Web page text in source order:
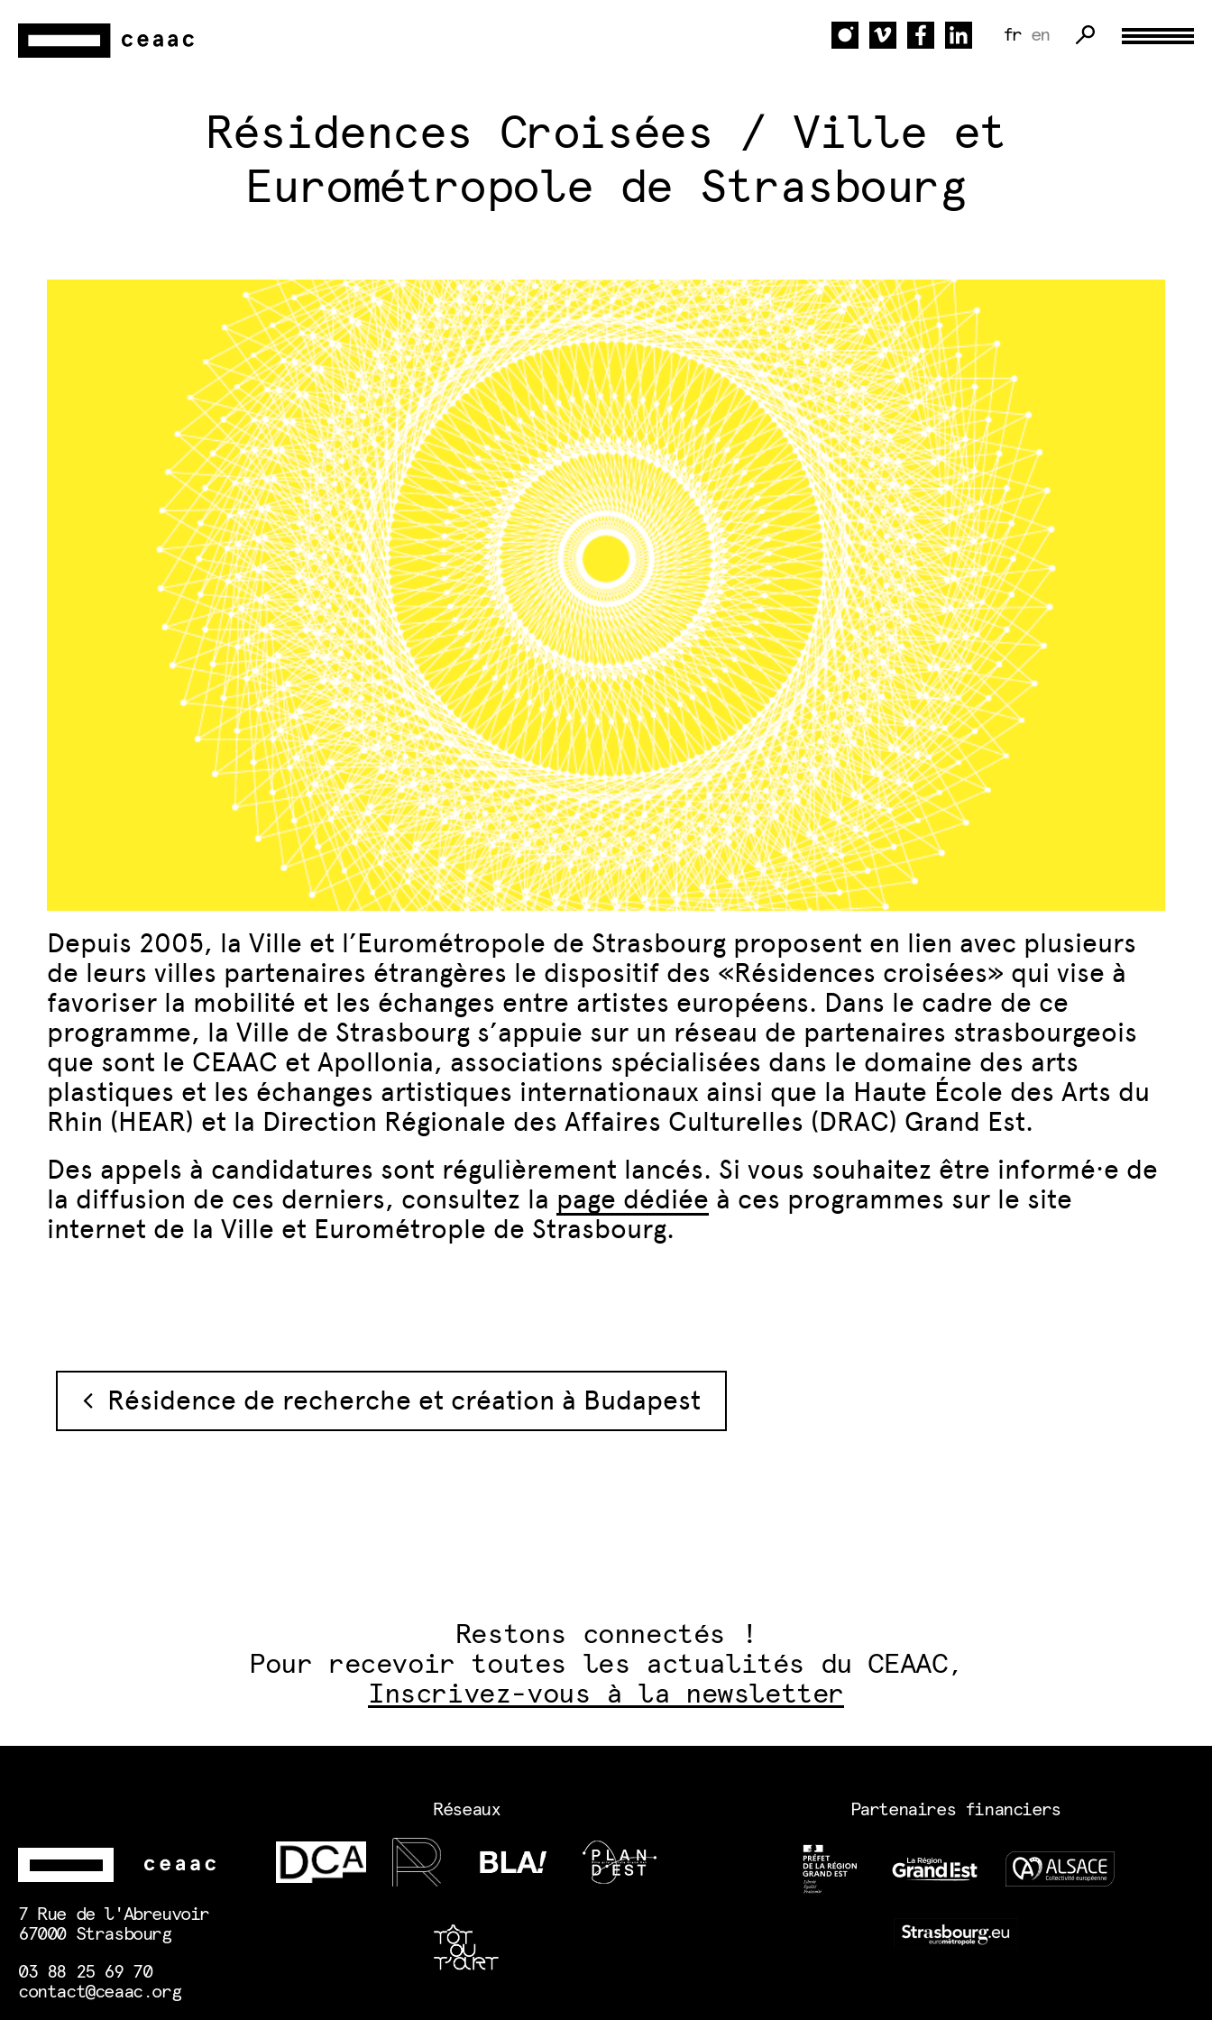
fr en
Résidences Croisées / Ville et
Eurométropole de Strasbourg
Depuis 2005, la Ville et l’Eurométropole de Strasbourg proposent en lien avec plusieurs
de leurs villes partenaires étrangères le dispositif des «Résidences croisées» qui vise à
favoriser la mobilité et les échanges entre artistes européens. Dans le cadre de ce
programme, la Ville de Strasbourg s’appuie sur un réseau de partenaires strasbourgeois
que sont le CEAAC et Apollonia, associations spécialisées dans le domaine des arts
plastiques et les échanges artistiques internationaux ainsi que la Haute École des Arts du
Rhin (HEAR) et la Direction Régionale des Affaires Culturelles (DRAC) Grand Est.
Des appels à candidatures sont régulièrement lancés. Si vous souhaitez être informé·e de
la diffusion de ces derniers, consultez la page dédiée à ces programmes sur le site
internet de la Ville et Eurométrople de Strasbourg.
Navigation des articles
Résidence de recherche et création à Budapest
Restons connectés !
Pour recevoir toutes les actualités du CEAAC,
Inscrivez-vous à la newsletter
7 Rue de l'Abreuvoir
67000 Strasbourg
03 88 25 69 70
contact@ceaac.org
Réseaux Partenaires financiers